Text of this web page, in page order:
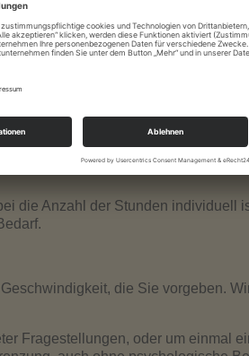
ansonsten je nach
Beim Stundenpreis rechnen Sie
Sie mich bitte an!
vereinbaren.
die Anzahl der Stunden individuell
die Sie vorgeben.
Fragestellungen, oder um einmal